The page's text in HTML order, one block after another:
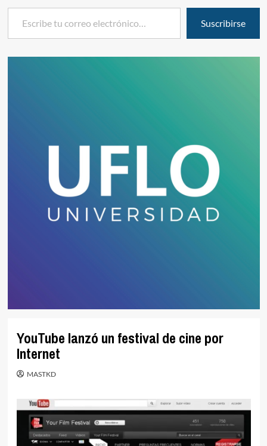
YouTube lanzó un festival de cine por
Internet
MASTKD
Escribe tu correo electrónico…
Suscribirse